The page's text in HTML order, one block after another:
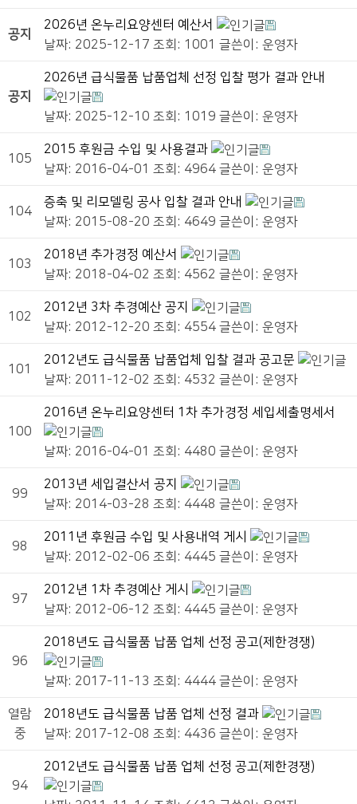
공지
2026년 온누리요양센터 예산서
날짜: 2025-12-17 조회: 1001 글쓴이: 운영자
공지
2026년 급식물품 납품업체 선정 입찰 평가 결과 안내
날짜: 2025-12-10 조회: 1019 글쓴이: 운영자
105
2015 후원금 수입 및 사용결과
날짜: 2016-04-01 조회: 4964 글쓴이: 운영자
104
증축 및 리모델링 공사 입찰 결과 안내
날짜: 2015-08-20 조회: 4649 글쓴이: 운영자
103
2018년 추가경정 예산서
날짜: 2018-04-02 조회: 4562 글쓴이: 운영자
102
2012년 3차 추경예산 공지
날짜: 2012-12-20 조회: 4554 글쓴이: 운영자
101
2012년도 급식물품 납품업체 입찰 결과 공고문
날짜: 2011-12-02 조회: 4532 글쓴이: 운영자
100
2016년 온누리요양센터 1차 추가경정 세입세출명세서
날짜: 2016-04-01 조회: 4480 글쓴이: 운영자
99
2013년 세입결산서 공지
날짜: 2014-03-28 조회: 4448 글쓴이: 운영자
98
2011년 후원금 수입 및 사용내역 게시
날짜: 2012-02-06 조회: 4445 글쓴이: 운영자
97
2012년 1차 추경예산 게시
날짜: 2012-06-12 조회: 4445 글쓴이: 운영자
96
2018년도 급식물품 납품 업체 선정 공고(제한경쟁)
날짜: 2017-11-13 조회: 4444 글쓴이: 운영자
열람
중
2018년도 급식물품 납품 업체 선정 결과
날짜: 2017-12-08 조회: 4436 글쓴이: 운영자
94
2012년도 급식물품 납품 업체 선정 공고(제한경쟁)